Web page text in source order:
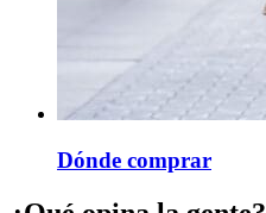
Dónde comprar